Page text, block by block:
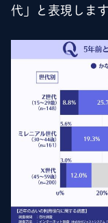
代」と表現します